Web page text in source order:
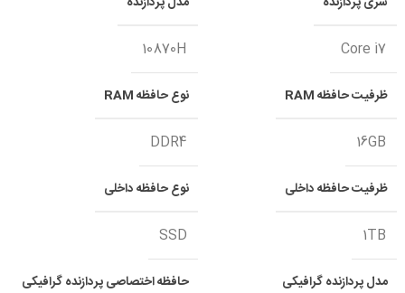
Core i7
10870H
ظرفیت حافظه RAM
16GB
نوع حافظه RAM
DDR4
ظرفیت حافظه داخلی
1TB
نوع حافظه داخلی
SSD
مدل پردازنده گرافیکی حافظه اختصاصی پردازنده گرافیکی